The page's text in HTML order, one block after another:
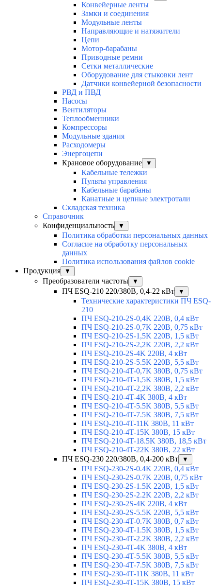
Конвейерные ленты
Замки и соединения
Модульные ленты
Направляющие и натяжители
Цепи
Мотор-барабаны
Приводные ремни
Сетки металлические
Оборудование для стыковки лент
Датчики конвейерной безопасности
РВД и ПВД
Насосы
Вентиляторы
Теплообменники
Компрессоры
Модульные здания
Расходомеры
Энергоцепи
Крановое оборудование
▼
Кабельные тележки
Пульты управления
Кабельные барабаны
Канатные и цепные электротали
Складская техника
Справочник
Конфиденциальность
▼
Политика обработки персональных данных
Согласие на обработку персональных
данных
Политика использования файлов cookie
Продукция
▼
Преобразователи частоты ▼
ПЧ ESQ-210 220/380В, 0,4-22 кВт ▼
Технические характеристики ПЧ ESQ-
210
ПЧ ESQ-210-2S-0,4K 220В, 0,4 кВт
ПЧ ESQ-210-2S-0,7K 220В, 0,75 кВт
ПЧ ESQ-210-2S-1,5K 220В, 1,5 кВт
ПЧ ESQ-210-2S-2,2K 220В, 2,2 кВт
ПЧ ESQ-210-2S-4K 220В, 4 кВт
ПЧ ESQ-210-2S-5.5K 220В, 5,5 кВт
ПЧ ESQ-210-4T-0,7K 380В, 0,75 кВт
ПЧ ESQ-210-4T-1,5K 380В, 1,5 кВт
ПЧ ESQ-210-4T-2,2K 380В, 2,2 кВт
ПЧ ESQ-210-4T-4K 380В, 4 кВт
ПЧ ESQ-210-4T-5.5K 380В, 5,5 кВт
ПЧ ESQ-210-4T-7.5K 380В, 7,5 кВт
ПЧ ESQ-210-4T-11K 380В, 11 кВт
ПЧ ESQ-210-4T-15K 380В, 15 кВт
ПЧ ESQ-210-4T-18.5K 380В, 18,5 кВт
ПЧ ESQ-210-4T-22K 380В, 22 кВт
ПЧ ESQ-230 220/380В, 0,4-200 кВт
▼
ПЧ ESQ-230-2S-0.4K 220В, 0,4 кВт
ПЧ ESQ-230-2S-0.7K 220В, 0,75 кВт
ПЧ ESQ-230-2S-1.5K 220В, 1,5 кВт
ПЧ ESQ-230-2S-2.2K 220В, 2,2 кВт
ПЧ ESQ-230-2S-4K 220В, 4 кВт
ПЧ ESQ-230-2S-5.5K 220В, 5,5 кВт
ПЧ ESQ-230-4T-0.7K 380В, 0,7 кВт
ПЧ ESQ-230-4T-1.5K 380В, 1,5 кВт
ПЧ ESQ-230-4T-2.2K 380В, 2,2 кВт
ПЧ ESQ-230-4T-4K 380В, 4 кВт
ПЧ ESQ-230-4T-5.5K 380В, 5,5 кВт
ПЧ ESQ-230-4T-7.5K 380В, 7,5 кВт
ПЧ ESQ-230-4T-11K 380В, 11 кВт
ПЧ ESQ-230-4T-15K 380В, 15 кВт